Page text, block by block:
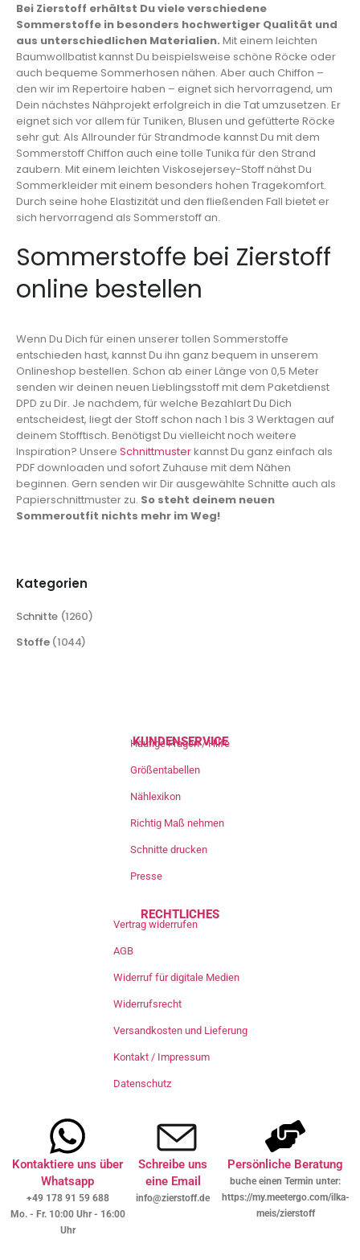
Bei Zierstoff erhältst Du viele verschiedene
Sommerstoffe in besonders hochwertiger Qualität und
aus unterschiedlichen Materialien. Mit einem leichten
Baumwollbatist kannst Du beispielsweise schöne Röcke oder
auch bequeme Sommerhosen nähen. Aber auch Chiffon –
den wir im Repertoire haben – eignet sich hervorragend, um
Dein nächstes Nähprojekt erfolgreich in die Tat umzusetzen. Er
eignet sich vor allem für Tuniken, Blusen und gefütterte Röcke
sehr gut. Als Allrounder für Strandmode kannst Du mit dem
Sommerstoff Chiffon auch eine tolle Tunika für den Strand
zaubern. Mit einem leichten Viskosejersey-Stoff nähst Du
Sommerkleider mit einem besonders hohen Tragekomfort.
Durch seine hohe Elastizität und den fließenden Fall bietet er
sich hervorragend als Sommerstoff an.
Sommerstoffe bei Zierstoff
online bestellen
Wenn Du Dich für einen unserer tollen Sommerstoffe
entschieden hast, kannst Du ihn ganz bequem in unserem
Onlineshop bestellen. Schon ab einer Länge von 0,5 Meter
senden wir deinen neuen Lieblingsstoff mit dem Paketdienst
DPD zu Dir. Je nachdem, für welche Bezahlart Du Dich
entscheidest, liegt der Stoff schon nach 1 bis 3 Werktagen auf
deinem Stofftisch. Benötigst Du vielleicht noch weitere
Inspiration? Unsere Schnittmusterkannst Du ganz einfach als
PDF downloaden und sofort Zuhause mit dem Nähen
beginnen. Gern senden wir Dir ausgewählte Schnitte auch als
Papierschnittmuster zu. So steht deinem neuen
Sommeroutfit nichts mehr im Weg!
Kategorien
Schnitte (1260)
Stoffe (1044)
KUNDENSERVICE
Häufige Fragen / Hilfe
Größentabellen
Nählexikon
Richtig Maß nehmen
Schnitte drucken
Presse
RECHTLICHES
Vertrag widerrufen
AGB
Widerruf für digitale Medien
Widerrufsrecht
Versandkosten und Lieferung
Kontakt / Impressum
Datenschutz
Kontaktiere uns über
Whatsapp
+49 178 91 59 688
Mo. - Fr. 10:00 Uhr - 16:00
Uhr
Schreibe uns
eine Email
info@zierstoff.de
Persönliche Beratung
buche einen Termin unter:
https://my.meetergo.com/ilka-
meis/zierstoff